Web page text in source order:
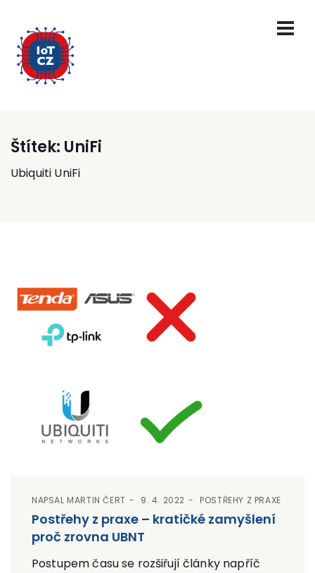
Štítek: UniFi
Ubiquiti UniFi
NAPSAL MARTIN ČERT 9. 4. 2022 POSTŘEHY Z PRAXE
Postřehy z praxe – kratičké zamyšlení
proč zrovna UBNT
Postupem času se rozšiřují články napříč